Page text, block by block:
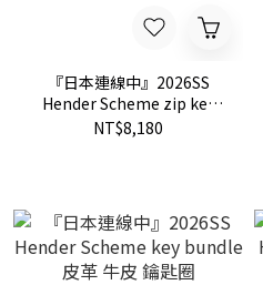
『日本連線中』2026SS
Hender Scheme zip key
purse 皮革 牛皮 鑰匙 短夾
NT$8,180